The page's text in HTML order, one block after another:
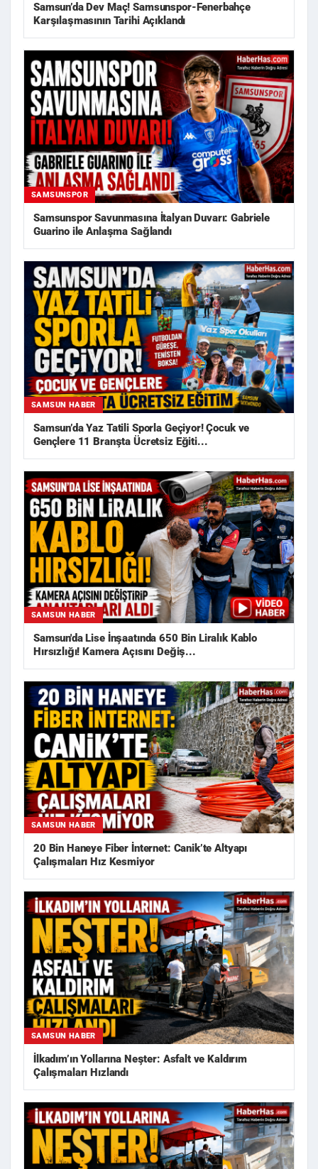
Samsun’da Dev Maç! Samsunspor-Fenerbahçe
Karşılaşmasının Tarihi Açıklandı
SAMSUNSPOR
Samsunspor Savunmasına İtalyan Duvarı: Gabriele
Guarino ile Anlaşma Sağlandı
SAMSUN HABER
Samsun’da Yaz Tatili Sporla Geçiyor! Çocuk ve
Gençlere 11 Branşta Ücretsiz Eğiti...
SAMSUN HABER
Samsun'da Lise İnşaatında 650 Bin Liralık Kablo
Hırsızlığı! Kamera Açısını Değiş...
SAMSUN HABER
20 Bin Haneye Fiber İnternet: Canik’te Altyapı
Çalışmaları Hız Kesmiyor
SAMSUN HABER
İlkadım’ın Yollarına Neşter: Asfalt ve Kaldırım
Çalışmaları Hızlandı